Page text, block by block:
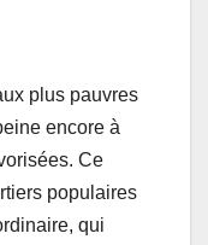
plus pauvres
encore à
Ce
populaires
qui